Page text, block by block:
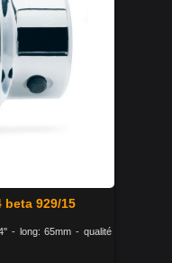
beta 929/15
- long: 65mm - qualité